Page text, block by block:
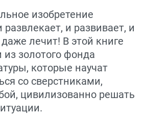
изобретение
и развивает, и
лечит! В этой книге
из золотого фонда
которые научат
со сверстниками,
цивилизованно решать